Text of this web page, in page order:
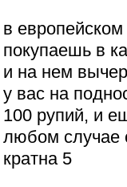
в
покупаешь в
и на нем
у вас на
100 рупий, и
любом случае
кратна 5